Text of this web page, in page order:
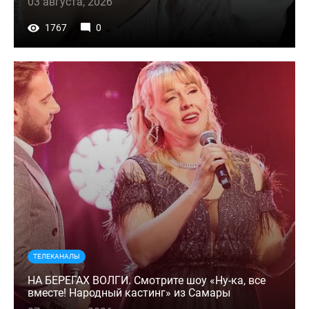
1767 0
ТЕЛЕКАНАЛЫ
НА БЕРЕГАХ ВОЛГИ. Смотрите шоу «Ну-ка, все
вместе! Народный кастинг» из Самары